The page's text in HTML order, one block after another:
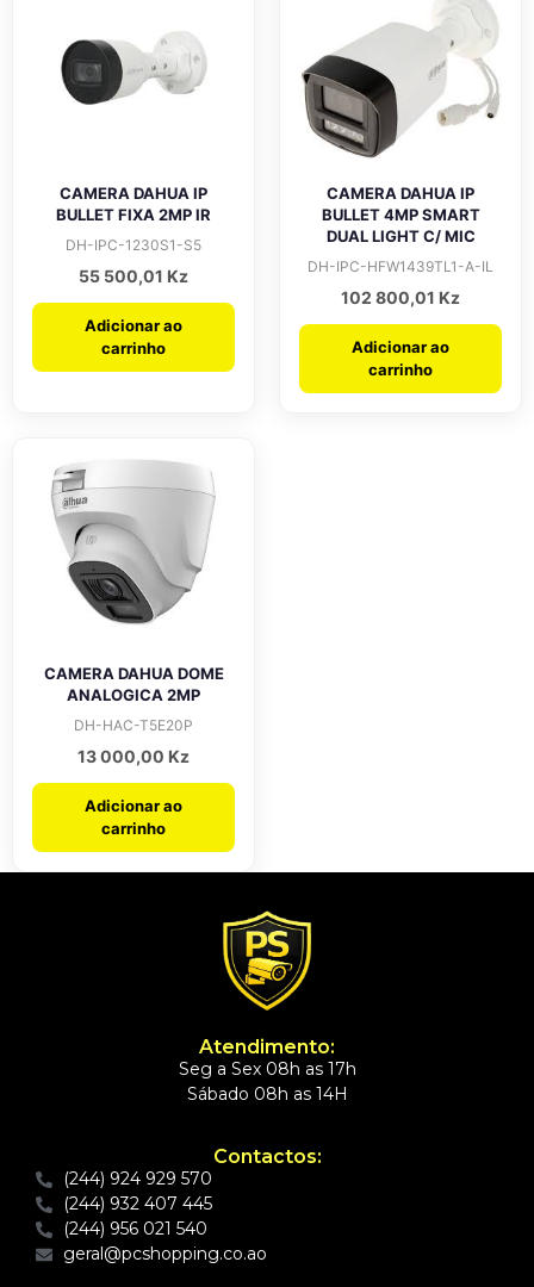
CAMERA DAHUA IP
BULLET FIXA 2MP IR
DH-IPC-1230S1-S5
55 500,01 Kz
Adicionar ao
carrinho
CAMERA DAHUA IP
BULLET 4MP SMART
DUAL LIGHT C/ MIC
DH-IPC-HFW1439TL1-A-IL
102 800,01 Kz
Adicionar ao
carrinho
CAMERA DAHUA DOME
ANALOGICA 2MP
DH-HAC-T5E20P
13 000,00 Kz
Adicionar ao
carrinho
Atendimento:
Seg a Sex 08h as 17h
Sábado 08h as 14H
Contactos:
(244) 924 929 570
(244) 932 407 445
(244) 956 021 540
geral@pcshopping.co.ao